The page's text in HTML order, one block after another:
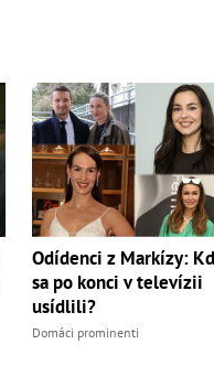
Odídenci z Markízy:
sa po konci v televízii
usídlili?
Domáci prominenti